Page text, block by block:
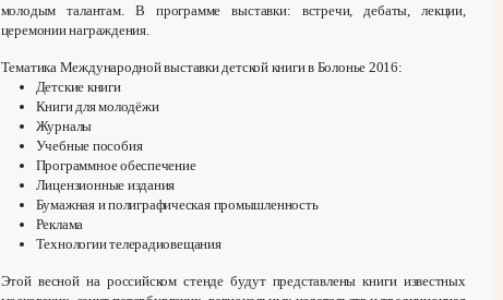
молодым талантам. В программе выставки: встречи, дебаты, лекции,
церемонии награждения.
Тематика Международной выставки детской книги в Болонье 2016:
Детские книги
Книги для молодёжи
Журналы
Учебные пособия
Программное обеспечение
Лицензионные издания
Бумажная и полиграфическая промышленность
Реклама
Технологии телерадиовещания
Этой весной на российском стенде будут представлены книги известных